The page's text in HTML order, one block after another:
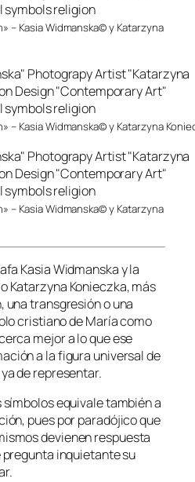
– Kasia Widmanska© y Katarzyna
– Kasia Widmanska© y Katarzyna
– Kasia Widmanska© y Katarzyna
Kasia Widmanska y la
Katarzyna Konieczka, más
una transgresión o una
cristiano de María como
mejor a lo que ese
a la figura universal de
de representar.
equivale también a
pues por paradójico que
devienen respuesta
inquietante su